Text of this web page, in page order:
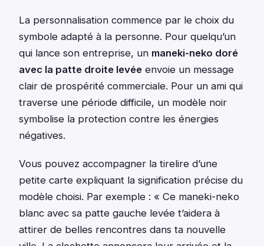
La personnalisation commence par le choix du
symbole adapté à la personne. Pour quelqu’un
qui lance son entreprise, un maneki-neko doré
avec la patte droite levée envoie un message
clair de prospérité commerciale. Pour un ami qui
traverse une période difficile, un modèle noir
symbolise la protection contre les énergies
négatives.
Vous pouvez accompagner la tirelire d’une
petite carte expliquant la signification précise du
modèle choisi. Par exemple : « Ce maneki-neko
blanc avec sa patte gauche levée t’aidera à
attirer de belles rencontres dans ta nouvelle